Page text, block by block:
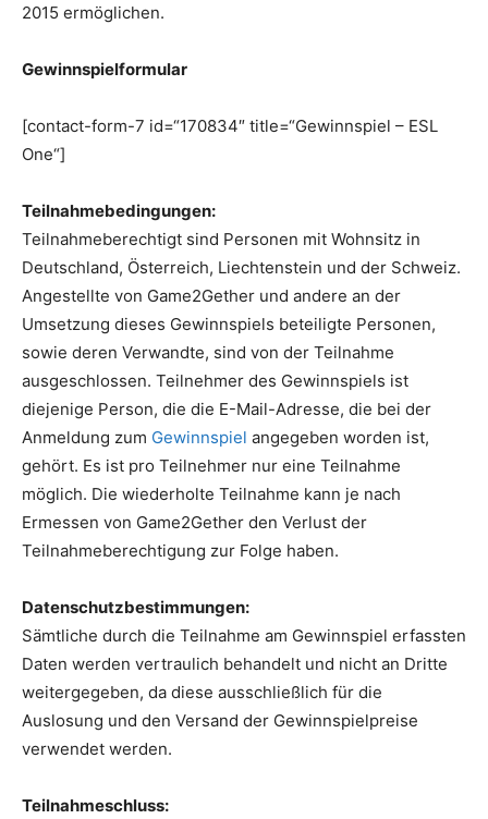
2015 ermöglichen.
Gewinnspielformular
[contact-form-7 id=“170834″ title=“Gewinnspiel – ESL
One“]
Teilnahmebedingungen:
Teilnahmeberechtigt sind Personen mit Wohnsitz in
Deutschland, Österreich, Liechtenstein und der Schweiz.
Angestellte von Game2Gether und andere an der
Umsetzung dieses Gewinnspiels beteiligte Personen,
sowie deren Verwandte, sind von der Teilnahme
ausgeschlossen. Teilnehmer des Gewinnspiels ist
diejenige Person, die die E-Mail-Adresse, die bei der
Anmeldung zum Gewinnspiel angegeben worden ist,
gehört. Es ist pro Teilnehmer nur eine Teilnahme
möglich. Die wiederholte Teilnahme kann je nach
Ermessen von Game2Gether den Verlust der
Teilnahmeberechtigung zur Folge haben.
Datenschutzbestimmungen:
Sämtliche durch die Teilnahme am Gewinnspiel erfassten
Daten werden vertraulich behandelt und nicht an Dritte
weitergegeben, da diese ausschließlich für die
Auslosung und den Versand der Gewinnspielpreise
verwendet werden.
Teilnahmeschluss: